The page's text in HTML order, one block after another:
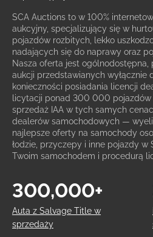
SCA Auctions to w 100%
aukcyjny, specjalizujący się w
pojazdów rozbitych, lekko
nadających się do naprawy oraz
Nasza oferta jest
aukcji przedstawianych wyłącznie
konieczności posiadania licencji
licytacji ponad 300 000 pojazdów
sprzedaż IAA w tych samych
dealerów samochodowych —
najlepsze oferty na samochody
łodzie, przyczepy i inne pojazdy w
Twoim samochodem i procedurą
Auta z Salvage Title w
sprzedaży
300,000+